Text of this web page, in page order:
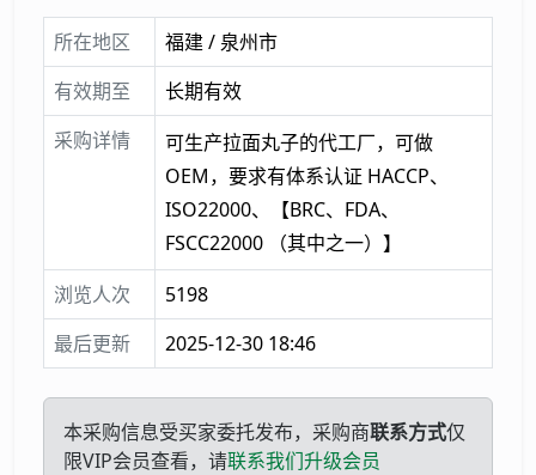
所在地区
福建 / 泉州市
有效期至
长期有效
采购详情
可生产拉面丸子的代工厂，可做
OEM，要求有体系认证 HACCP、
ISO22000、【BRC、FDA、
FSCC22000 （其中之一）】
浏览人次
5198
最后更新
2025-12-30 18:46
本采购信息受买家委托发布，采购商联系方式仅
限VIP会员查看，请联系我们升级会员